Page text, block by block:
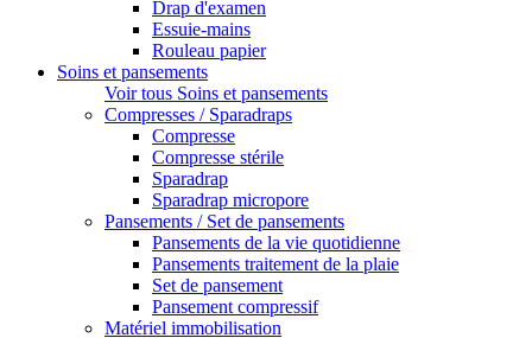
Drap d'examen
Essuie-mains
Rouleau papier
Soins et pansements
Voir tous Soins et pansements
Compresses / Sparadraps
Compresse
Compresse stérile
Sparadrap
Sparadrap micropore
Pansements / Set de pansements
Pansements de la vie quotidienne
Pansements traitement de la plaie
Set de pansement
Pansement compressif
Matériel immobilisation